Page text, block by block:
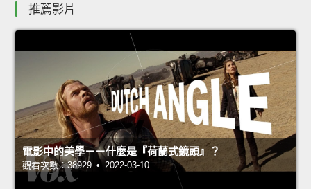
推薦影片
電影中的美學－－什麼是『荷蘭式鏡頭』？
觀看次數：38929 • 2022-03-10